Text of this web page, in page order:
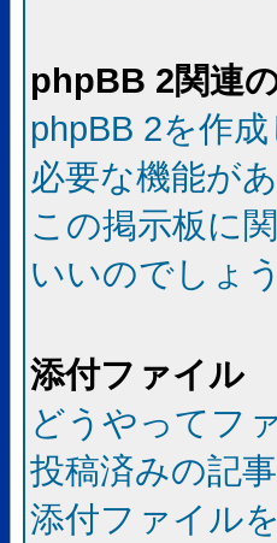
phpBB 2関連
phpBB 2を作
必要な機能が
この掲示板に
いいのでしょ
添付ファイル
どうやってフ
投稿済みの記
添付ファイル